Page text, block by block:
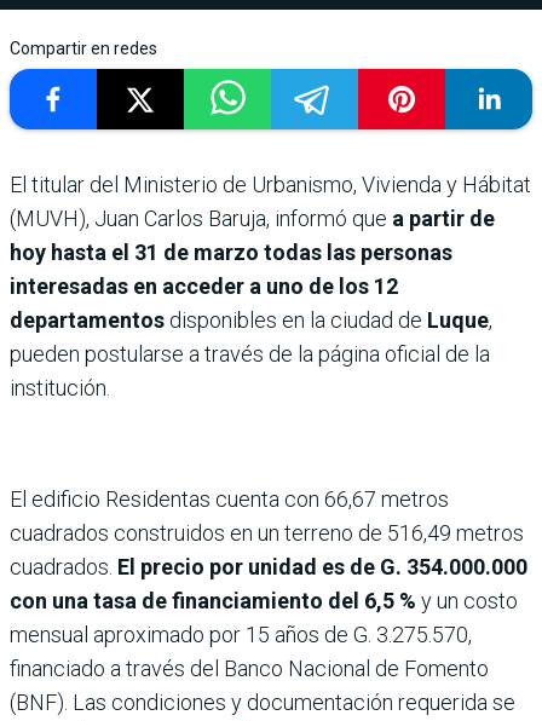
Compartir en redes
El titular del Ministerio de Urbanismo, Vivienda y Hábitat
(MUVH), Juan Carlos Baruja, informó que a partir de
hoy hasta el 31 de marzo todas las personas
interesadas en acceder a uno de los 12
departamentos disponibles en la ciudad de Luque,
pueden postularse a través de la página oficial de la
institución.
El edificio Residentas cuenta con 66,67 metros
cuadrados construidos en un terreno de 516,49 metros
cuadrados. El precio por unidad es de G. 354.000.000
con una tasa de financiamiento del 6,5 % y un costo
mensual aproximado por 15 años de G. 3.275.570,
financiado a través del Banco Nacional de Fomento
(BNF). Las condiciones y documentación requerida se